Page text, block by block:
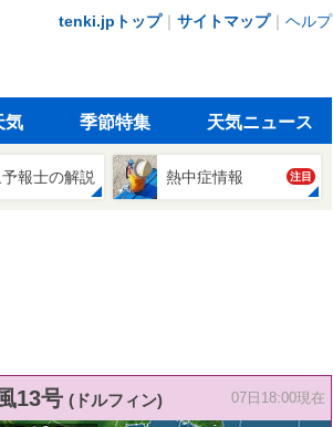
tenki.jpトップ｜ サイトマップ｜ ヘルプ
気 季節特集 天気ニュース
報士の解説 熱中症情報 注目
13号 (ドルフィン) 07日18:00現在